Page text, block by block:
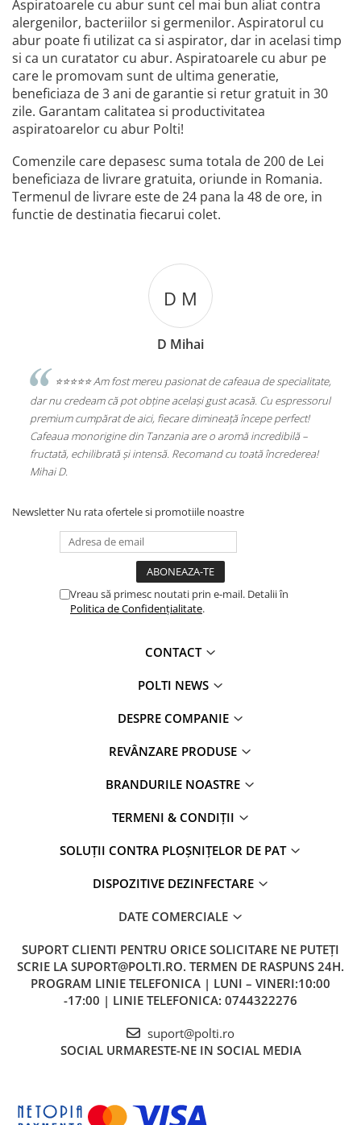
Aspiratoarele cu abur sunt cel mai bun aliat contra
alergenilor, bacteriilor si germenilor. Aspiratorul cu
abur poate fi utilizat ca si aspirator, dar in acelasi timp
si ca un curatator cu abur. Aspiratoarele cu abur pe
care le promovam sunt de ultima generatie,
beneficiaza de 3 ani de garantie si retur gratuit in 30
zile. Garantam calitatea si productivitatea
aspiratoarelor cu abur Polti!
Comenzile care depasesc suma totala de 200 de Lei
beneficiaza de livrare gratuita, oriunde in Romania.
Termenul de livrare este de 24 pana la 48 de ore, in
functie de destinatia fiecarui colet.
D M
D Mihai
⭐️⭐️⭐️⭐️⭐️ Am fost mereu pasionat de cafeaua de specialitate,
dar nu credeam că pot obține același gust acasă. Cu espressorul
premium cumpărat de aici, fiecare dimineață începe perfect!
Cafeaua monorigine din Tanzania are o aromă incredibilă –
fructată, echilibrată și intensă. Recomand cu toată încrederea!
Mihai D.
Newsletter Nu rata ofertele si promotiile noastre
Vreau să primesc noutati prin e-mail. Detalii în
Politica de Confidențialitate.
CONTACT
POLTI NEWS
DESPRE COMPANIE
REVÂNZARE PRODUSE
BRANDURILE NOASTRE
TERMENI & CONDIȚII
SOLUȚII CONTRA PLOȘNIȚELOR DE PAT
DISPOZITIVE DEZINFECTARE
DATE COMERCIALE
SUPORT CLIENTI PENTRU ORICE SOLICITARE NE PUTEȚI
SCRIE LA SUPORT@POLTI.RO. TERMEN DE RASPUNS 24H.
PROGRAM LINIE TELEFONICA | LUNI – VINERI:10:00
-17:00 | LINIE TELEFONICA: 0744322276
suport@polti.ro
SOCIAL URMARESTE-NE IN SOCIAL MEDIA